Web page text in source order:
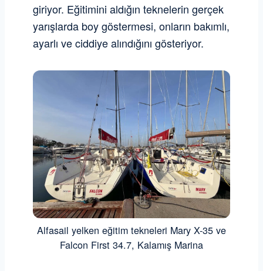
giriyor. Eğitimini aldığın teknelerin gerçek
yarışlarda boy göstermesi, onların bakımlı,
ayarlı ve ciddiye alındığını gösteriyor.
Alfasail yelken eğitim tekneleri Mary X-35 ve
Falcon First 34.7, Kalamış Marina